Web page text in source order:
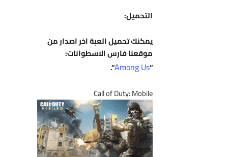
التحميل:
يمكنك تحميل العبة اخر اصدار من
موقعنا فارس الاسطوانات:
Among Us
“.
Call of Duty: Mobile